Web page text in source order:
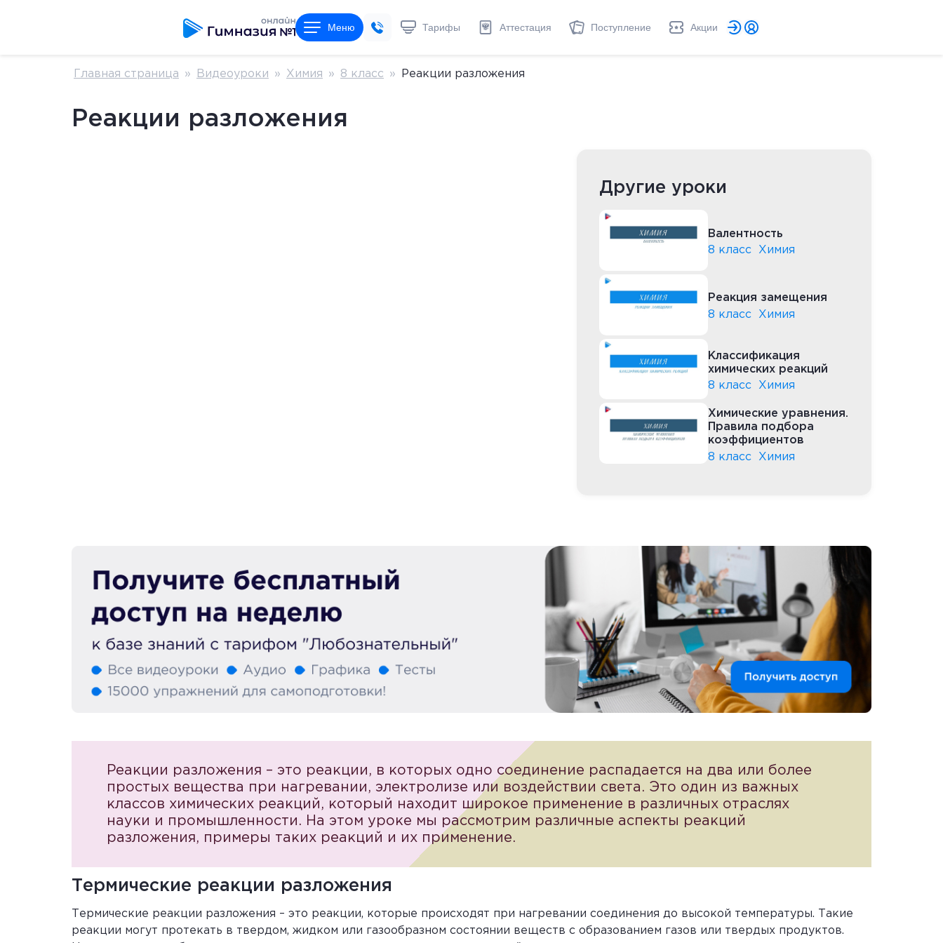
Меню Тарифы Аттестация Поступление Акции
Главная страница » Видеоуроки » Химия » 8 класс » Реакции разложения
Реакции разложения
Другие уроки
Валентность
8 класс
Химия
Реакция замещения
8 класс
Химия
Классификация
химических реакций
8 класс
Химия
Химические уравнения.
Правила подбора
коэффициентов
8 класс
Химия
Реакции разложения – это реакции, в которых одно соединение распадается на два или более
простых вещества при нагревании, электролизе или воздействии света. Это один из важных
классов химических реакций, который находит широкое применение в различных отраслях
науки и промышленности. На этом уроке мы рассмотрим различные аспекты реакций
разложения, примеры таких реакций и их применение.
Термические реакции разложения
Термические реакции разложения – это реакции, которые происходят при нагревании соединения до высокой температуры. Такие
реакции могут протекать в твердом, жидком или газообразном состоянии веществ с образованием газов или твердых продуктов.